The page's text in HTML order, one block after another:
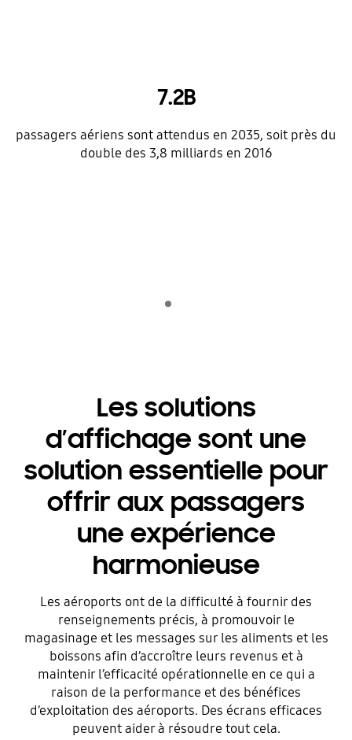
7.2B
passagers aériens sont attendus en 2035, soit près du
double des 3,8 milliards en 2016
Les solutions
d’affichage sont une
solution essentielle pour
offrir aux passagers
une expérience
harmonieuse
Les aéroports ont de la difficulté à fournir des
renseignements précis, à promouvoir le
magasinage et les messages sur les aliments et les
boissons afin d’accroître leurs revenus et à
maintenir l’efficacité opérationnelle en ce qui a
raison de la performance et des bénéfices
d’exploitation des aéroports. Des écrans efficaces
peuvent aider à résoudre tout cela.